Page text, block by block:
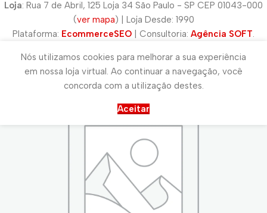
Loja: Rua 7 de Abril, 125 Loja 34 São Paulo - SP CEP 01043-000
(ver mapa) | Loja Desde: 1990
Plataforma: EcommerceSEO | Consultoria: Agência SOFT.
Nós utilizamos cookies para melhorar a sua experiência
em nossa loja virtual. Ao continuar a navegação, você
concorda com a utilização destes.
Aceitar